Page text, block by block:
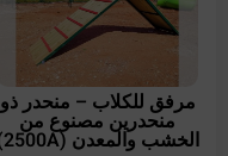
مرفق للكلاب – منحدر ذو
منحدرين مصنوع من
الخشب والمعدن (2500A)